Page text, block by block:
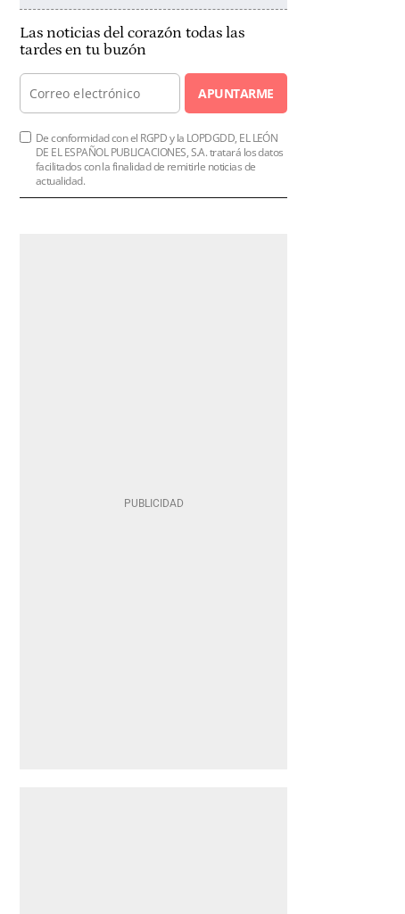
Las noticias del corazón todas las
tardes en tu buzón
APUNTARME
De conformidad con el RGPD y la LOPDGDD, EL LEÓN
DE EL ESPAÑOL PUBLICACIONES, S.A. tratará los datos
facilitados con la finalidad de remitirle noticias de
actualidad.